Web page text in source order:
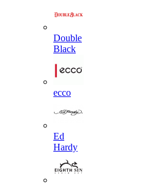
Double
Black
ecco
Ed
Hardy